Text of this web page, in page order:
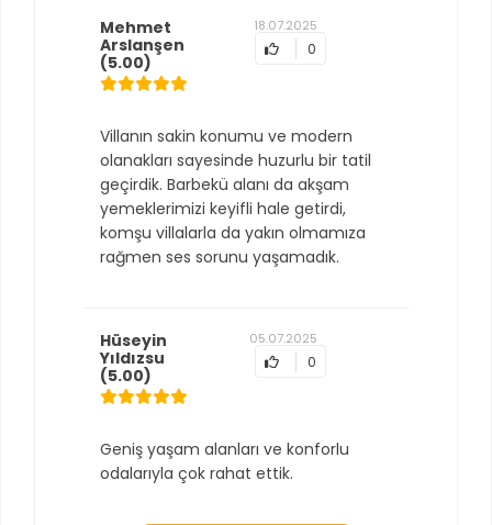
Mehmet
Arslanşen
(5.00)
18.07.2025
0
Villanın sakin konumu ve modern
olanakları sayesinde huzurlu bir tatil
geçirdik. Barbekü alanı da akşam
yemeklerimizi keyifli hale getirdi,
komşu villalarla da yakın olmamıza
rağmen ses sorunu yaşamadık.
Hüseyin
Yıldızsu
(5.00)
05.07.2025
0
Geniş yaşam alanları ve konforlu
odalarıyla çok rahat ettik.